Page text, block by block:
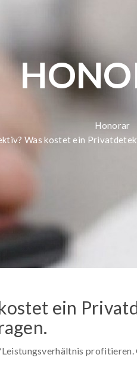
Honorar
Was kostet ein
ein